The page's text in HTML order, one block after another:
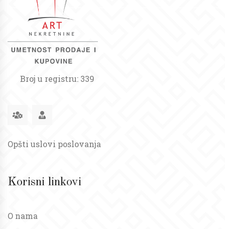
Broj u registru: 339
Opšti uslovi poslovanja
Korisni linkovi
O nama